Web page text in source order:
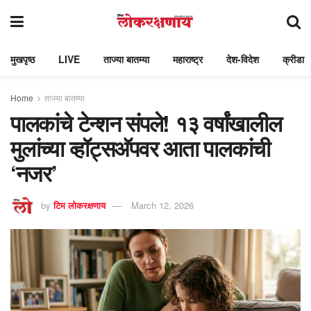
मुखपृष्ठ LIVE ताज्या बातम्या महाराष्ट्र देश-विदेश क्रीडा
Home ताज्या बातम्या
पालकांचे टेन्शन संपले! १३ वर्षांखालील
मुलांच्या व्हॉट्सअ‍ॅपवर आता पालकांची
‘नजर’
by टिम लोकरक्षणाय March 12, 2026